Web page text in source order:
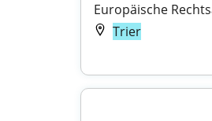
Europäische
Trier